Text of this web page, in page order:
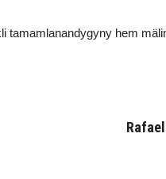
tamamlanandygyny hem